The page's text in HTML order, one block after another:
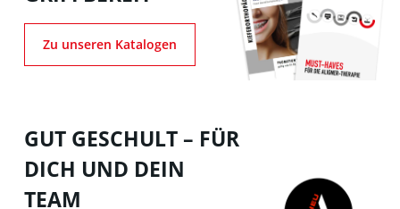
Zu unseren Katalogen
GUT GESCHULT – FÜR
DICH UND DEIN
TEAM